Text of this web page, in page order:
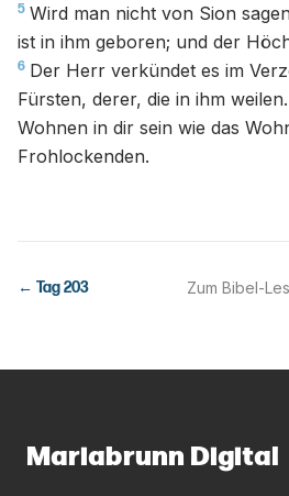
5 Wird man nicht von Sion
ist in ihm geboren; und der
6 Der Herr verkündet es im
Fürsten, derer, die in ihm weilen.
Wohnen in dir sein wie das
Frohlockenden.
← Tag203 Zum Bibel-
Mariabrunn Digital